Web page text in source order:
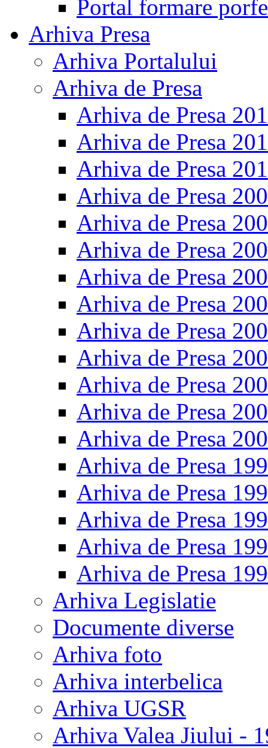
Portal formare
Arhiva Presa
Arhiva Portalului
Arhiva de Presa
Arhiva de Presa
Arhiva de Presa
Arhiva de Presa
Arhiva de Presa
Arhiva de Presa
Arhiva de Presa
Arhiva de Presa
Arhiva de Presa
Arhiva de Presa
Arhiva de Presa
Arhiva de Presa
Arhiva de Presa
Arhiva de Presa
Arhiva de Presa
Arhiva de Presa
Arhiva de Presa
Arhiva de Presa
Arhiva de Presa
Arhiva Legislatie
Documente diverse
Arhiva foto
Arhiva interbelica
Arhiva UGSR
Arhiva Valea Jiului -